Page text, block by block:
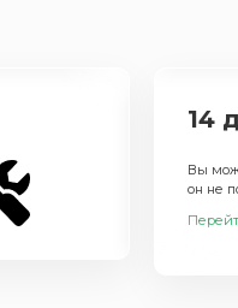
14
Вы
он не